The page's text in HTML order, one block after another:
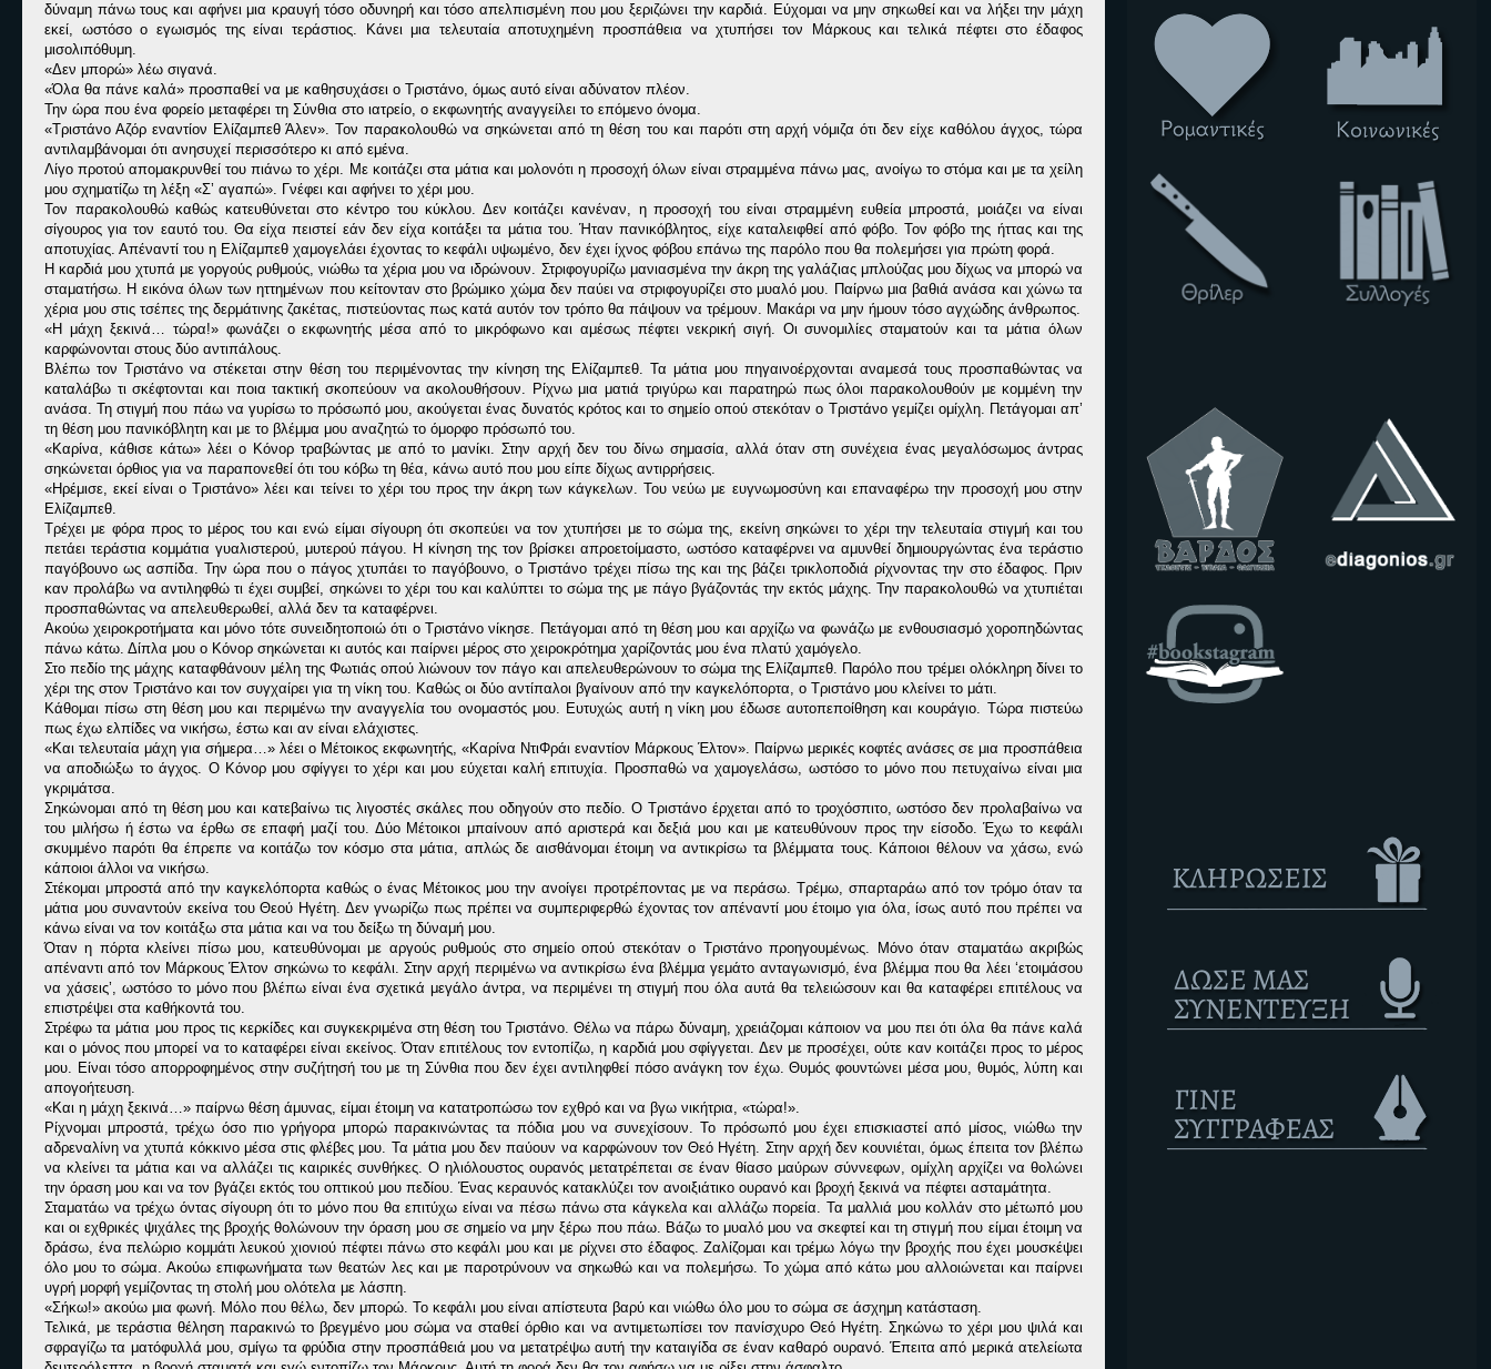
δύναμη πάνω τους και αφήνει μια κραυγή τόσο οδυνηρή και τόσο απελπισμένη που μου ξεριζώνει την καρδιά. Εύχομαι να μην σηκωθεί και να λήξει την μάχη
εκεί, ωστόσο ο εγωισμός της είναι τεράστιος. Κάνει μια τελευταία αποτυχημένη προσπάθεια να χτυπήσει τον Μάρκους και τελικά πέφτει στο έδαφος
μισολιπόθυμη.
«Δεν μπορώ» λέω σιγανά.
«Όλα θα πάνε καλά» προσπαθεί να με καθησυχάσει ο Τριστάνο, όμως αυτό είναι αδύνατον πλέον.
Την ώρα που ένα φορείο μεταφέρει τη Σύνθια στο ιατρείο, ο εκφωνητής αναγγείλει το επόμενο όνομα.
«Τριστάνο Αζόρ εναντίον Ελίζαμπεθ Άλεν». Τον παρακολουθώ να σηκώνεται από τη θέση του και παρότι στη αρχή νόμιζα ότι δεν είχε καθόλου άγχος, τώρα
αντιλαμβάνομαι ότι ανησυχεί περισσότερο κι από εμένα.
Λίγο προτού απομακρυνθεί του πιάνω το χέρι. Με κοιτάζει στα μάτια και μολονότι η προσοχή όλων είναι στραμμένα πάνω μας, ανοίγω το στόμα και με τα χείλη
μου σχηματίζω τη λέξη «Σ’ αγαπώ». Γνέφει και αφήνει το χέρι μου.
Τον παρακολουθώ καθώς κατευθύνεται στο κέντρο του κύκλου. Δεν κοιτάζει κανέναν, η προσοχή του είναι στραμμένη ευθεία μπροστά, μοιάζει να είναι
σίγουρος για τον εαυτό του. Θα είχα πειστεί εάν δεν είχα κοιτάξει τα μάτια του. Ήταν πανικόβλητος, είχε καταλειφθεί από φόβο. Τον φόβο της ήττας και της
αποτυχίας. Απέναντί του η Ελίζαμπεθ χαμογελάει έχοντας το κεφάλι υψωμένο, δεν έχει ίχνος φόβου επάνω της παρόλο που θα πολεμήσει για πρώτη φορά.
Η καρδιά μου χτυπά με γοργούς ρυθμούς, νιώθω τα χέρια μου να ιδρώνουν. Στριφογυρίζω μανιασμένα την άκρη της γαλάζιας μπλούζας μου δίχως να μπορώ να
σταματήσω. Η εικόνα όλων των ηττημένων που κείτονταν στο βρώμικο χώμα δεν παύει να στριφογυρίζει στο μυαλό μου. Παίρνω μια βαθιά ανάσα και χώνω τα
χέρια μου στις τσέπες της δερμάτινης ζακέτας, πιστεύοντας πως κατά αυτόν τον τρόπο θα πάψουν να τρέμουν. Μακάρι να μην ήμουν τόσο αγχώδης άνθρωπος.
«Η μάχη ξεκινά… τώρα!» φωνάζει ο εκφωνητής μέσα από το μικρόφωνο και αμέσως πέφτει νεκρική σιγή. Οι συνομιλίες σταματούν και τα μάτια όλων
καρφώνονται στους δύο αντιπάλους.
Βλέπω τον Τριστάνο να στέκεται στην θέση του περιμένοντας την κίνηση της Ελίζαμπεθ. Τα μάτια μου πηγαινοέρχονται αναμεσά τους προσπαθώντας να
καταλάβω τι σκέφτονται και ποια τακτική σκοπεύουν να ακολουθήσουν. Ρίχνω μια ματιά τριγύρω και παρατηρώ πως όλοι παρακολουθούν με κομμένη την
ανάσα. Τη στιγμή που πάω να γυρίσω το πρόσωπό μου, ακούγεται ένας δυνατός κρότος και το σημείο οπού στεκόταν ο Τριστάνο γεμίζει ομίχλη. Πετάγομαι απ’
τη θέση μου πανικόβλητη και με το βλέμμα μου αναζητώ το όμορφο πρόσωπό του.
«Καρίνα, κάθισε κάτω» λέει ο Κόνορ τραβώντας με από το μανίκι. Στην αρχή δεν του δίνω σημασία, αλλά όταν στη συνέχεια ένας μεγαλόσωμος άντρας
σηκώνεται όρθιος για να παραπονεθεί ότι του κόβω τη θέα, κάνω αυτό που μου είπε δίχως αντιρρήσεις.
«Ηρέμισε, εκεί είναι ο Τριστάνο» λέει και τείνει το χέρι του προς την άκρη των κάγκελων. Του νεύω με ευγνωμοσύνη και επαναφέρω την προσοχή μου στην
Ελίζαμπεθ.
Τρέχει με φόρα προς το μέρος του και ενώ είμαι σίγουρη ότι σκοπεύει να τον χτυπήσει με το σώμα της, εκείνη σηκώνει το χέρι την τελευταία στιγμή και του
πετάει τεράστια κομμάτια γυαλιστερού, μυτερού πάγου. Η κίνηση της τον βρίσκει απροετοίμαστο, ωστόσο καταφέρνει να αμυνθεί δημιουργώντας ένα τεράστιο
παγόβουνο ως ασπίδα. Την ώρα που ο πάγος χτυπάει το παγόβουνο, ο Τριστάνο τρέχει πίσω της και της βάζει τρικλοποδιά ρίχνοντας την στο έδαφος. Πριν
καν προλάβω να αντιληφθώ τι έχει συμβεί, σηκώνει το χέρι του και καλύπτει το σώμα της με πάγο βγάζοντάς την εκτός μάχης. Την παρακολουθώ να χτυπιέται
προσπαθώντας να απελευθερωθεί, αλλά δεν τα καταφέρνει.
Ακούω χειροκροτήματα και μόνο τότε συνειδητοποιώ ότι ο Τριστάνο νίκησε. Πετάγομαι από τη θέση μου και αρχίζω να φωνάζω με ενθουσιασμό χοροπηδώντας
πάνω κάτω. Δίπλα μου ο Κόνορ σηκώνεται κι αυτός και παίρνει μέρος στο χειροκρότημα χαρίζοντάς μου ένα πλατύ χαμόγελο.
Στο πεδίο της μάχης καταφθάνουν μέλη της Φωτιάς οπού λιώνουν τον πάγο και απελευθερώνουν το σώμα της Ελίζαμπεθ. Παρόλο που τρέμει ολόκληρη δίνει το
χέρι της στον Τριστάνο και τον συγχαίρει για τη νίκη του. Καθώς οι δύο αντίπαλοι βγαίνουν από την καγκελόπορτα, ο Τριστάνο μου κλείνει το μάτι.
Κάθομαι πίσω στη θέση μου και περιμένω την αναγγελία του ονομαστός μου. Ευτυχώς αυτή η νίκη μου έδωσε αυτοπεποίθηση και κουράγιο. Τώρα πιστεύω
πως έχω ελπίδες να νικήσω, έστω και αν είναι ελάχιστες.
«Και τελευταία μάχη για σήμερα…» λέει ο Μέτοικος εκφωνητής, «Καρίνα ΝτιΦράι εναντίον Μάρκους Έλτον». Παίρνω μερικές κοφτές ανάσες σε μια προσπάθεια
να αποδιώξω το άγχος. Ο Κόνορ μου σφίγγει το χέρι και μου εύχεται καλή επιτυχία. Προσπαθώ να χαμογελάσω, ωστόσο το μόνο που πετυχαίνω είναι μια
γκριμάτσα.
Σηκώνομαι από τη θέση μου και κατεβαίνω τις λιγοστές σκάλες που οδηγούν στο πεδίο. Ο Τριστάνο έρχεται από το τροχόσπιτο, ωστόσο δεν προλαβαίνω να
του μιλήσω ή έστω να έρθω σε επαφή μαζί του. Δύο Μέτοικοι μπαίνουν από αριστερά και δεξιά μου και με κατευθύνουν προς την είσοδο. Έχω το κεφάλι
σκυμμένο παρότι θα έπρεπε να κοιτάζω τον κόσμο στα μάτια, απλώς δε αισθάνομαι έτοιμη να αντικρίσω τα βλέμματα τους. Κάποιοι θέλουν να χάσω, ενώ
κάποιοι άλλοι να νικήσω.
Στέκομαι μπροστά από την καγκελόπορτα καθώς ο ένας Μέτοικος μου την ανοίγει προτρέποντας με να περάσω. Τρέμω, σπαρταράω από τον τρόμο όταν τα
μάτια μου συναντούν εκείνα του Θεού Ηγέτη. Δεν γνωρίζω πως πρέπει να συμπεριφερθώ έχοντας τον απέναντί μου έτοιμο για όλα, ίσως αυτό που πρέπει να
κάνω είναι να τον κοιτάξω στα μάτια και να του δείξω τη δύναμή μου.
Όταν η πόρτα κλείνει πίσω μου, κατευθύνομαι με αργούς ρυθμούς στο σημείο οπού στεκόταν ο Τριστάνο προηγουμένως. Μόνο όταν σταματάω ακριβώς
απέναντι από τον Μάρκους Έλτον σηκώνω το κεφάλι. Στην αρχή περιμένω να αντικρίσω ένα βλέμμα γεμάτο ανταγωνισμό, ένα βλέμμα που θα λέει ‘ετοιμάσου
να χάσεις’, ωστόσο το μόνο που βλέπω είναι ένα σχετικά μεγάλο άντρα, να περιμένει τη στιγμή που όλα αυτά θα τελειώσουν και θα καταφέρει επιτέλους να
επιστρέψει στα καθήκοντά του.
Στρέφω τα μάτια μου προς τις κερκίδες και συγκεκριμένα στη θέση του Τριστάνο. Θέλω να πάρω δύναμη, χρειάζομαι κάποιον να μου πει ότι όλα θα πάνε καλά
και ο μόνος που μπορεί να το καταφέρει είναι εκείνος. Όταν επιτέλους τον εντοπίζω, η καρδιά μου σφίγγεται. Δεν με προσέχει, ούτε καν κοιτάζει προς το μέρος
μου. Είναι τόσο απορροφημένος στην συζήτησή του με τη Σύνθια που δεν έχει αντιληφθεί πόσο ανάγκη τον έχω. Θυμός φουντώνει μέσα μου, θυμός, λύπη και
απογοήτευση.
«Και η μάχη ξεκινά…» παίρνω θέση άμυνας, είμαι έτοιμη να κατατροπώσω τον εχθρό και να βγω νικήτρια, «τώρα!».
Ρίχνομαι μπροστά, τρέχω όσο πιο γρήγορα μπορώ παρακινώντας τα πόδια μου να συνεχίσουν. Το πρόσωπό μου έχει επισκιαστεί από μίσος, νιώθω την
αδρεναλίνη να χτυπά κόκκινο μέσα στις φλέβες μου. Τα μάτια μου δεν παύουν να καρφώνουν τον Θεό Ηγέτη. Στην αρχή δεν κουνιέται, όμως έπειτα τον βλέπω
να κλείνει τα μάτια και να αλλάζει τις καιρικές συνθήκες. Ο ηλιόλουστος ουρανός μετατρέπεται σε έναν θίασο μαύρων σύννεφων, ομίχλη αρχίζει να θολώνει
την όραση μου και να τον βγάζει εκτός του οπτικού μου πεδίου. Ένας κεραυνός κατακλύζει τον ανοιξιάτικο ουρανό και βροχή ξεκινά να πέφτει ασταμάτητα.
Σταματάω να τρέχω όντας σίγουρη ότι το μόνο που θα επιτύχω είναι να πέσω πάνω στα κάγκελα και αλλάζω πορεία. Τα μαλλιά μου κολλάν στο μέτωπό μου
και οι εχθρικές ψιχάλες της βροχής θολώνουν την όραση μου σε σημείο να μην ξέρω που πάω. Βάζω το μυαλό μου να σκεφτεί και τη στιγμή που είμαι έτοιμη να
δράσω, ένα πελώριο κομμάτι λευκού χιονιού πέφτει πάνω στο κεφάλι μου και με ρίχνει στο έδαφος. Ζαλίζομαι και τρέμω λόγω την βροχής που έχει μουσκέψει
όλο μου το σώμα. Ακούω επιφωνήματα των θεατών λες και με παροτρύνουν να σηκωθώ και να πολεμήσω. Το χώμα από κάτω μου αλλοιώνεται και παίρνει
υγρή μορφή γεμίζοντας τη στολή μου ολότελα με λάσπη.
«Σήκω!» ακούω μια φωνή. Μόλο που θέλω, δεν μπορώ. Το κεφάλι μου είναι απίστευτα βαρύ και νιώθω όλο μου το σώμα σε άσχημη κατάσταση.
Τελικά, με τεράστια θέληση παρακινώ το βρεγμένο μου σώμα να σταθεί όρθιο και να αντιμετωπίσει τον πανίσχυρο Θεό Ηγέτη. Σηκώνω το χέρι μου ψιλά και
σφραγίζω τα ματόφυλλά μου, σμίγω τα φρύδια στην προσπάθειά μου να μετατρέψω αυτή την καταιγίδα σε έναν καθαρό ουρανό. Έπειτα από μερικά ατελείωτα